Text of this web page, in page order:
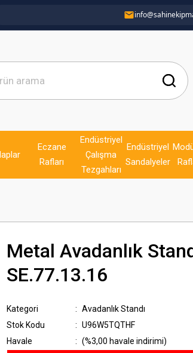
Eczane
Rafları
Endüstriyel
Çalışma
Tezgahları
Endüstriyel
Sandalyeler
Metal Avadanlık
SE.77.13.16
Kategori
Avadanlık Standı
Stok Kodu
U96W5TQTHF
Havale
(%3,00 havale indirimi)